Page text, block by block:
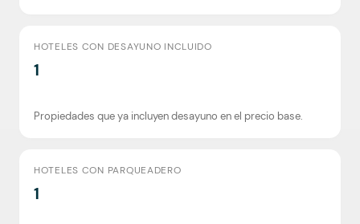
HOTELES CON DESAYUNO INCLUIDO
1
Propiedades que ya incluyen desayuno en el precio base.
HOTELES CON PARQUEADERO
1